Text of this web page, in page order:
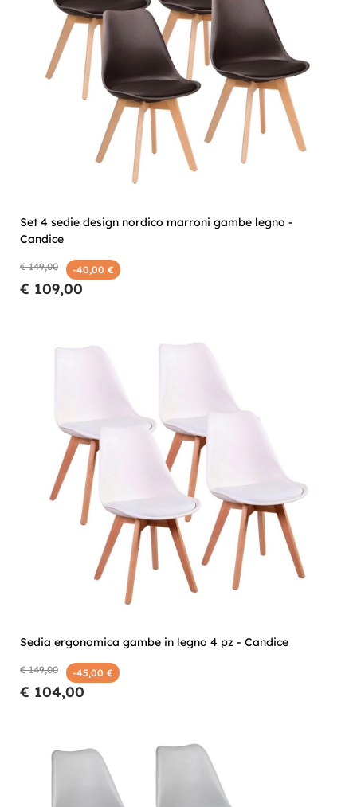
Set 4 sedie design nordico marroni gambe legno -
Candice
€ 149,00 -40,00 €
€ 109,00
Sedia ergonomica gambe in legno 4 pz - Candice
€ 149,00 -45,00 €
€ 104,00